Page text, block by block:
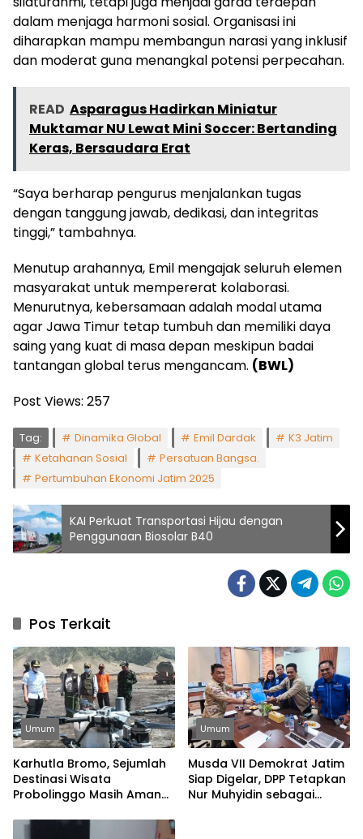
dalam menjaga harmoni sosial. Organisasi ini
diharapkan mampu membangun narasi yang inklusif
dan moderat guna menangkal potensi perpecahan.
READ Asparagus Hadirkan Miniatur
Muktamar NU Lewat Mini Soccer: Bertanding
Keras, Bersaudara Erat
“Saya berharap pengurus menjalankan tugas
dengan tanggung jawab, dedikasi, dan integritas
tinggi,” tambahnya.
Menutup arahannya, Emil mengajak seluruh elemen
masyarakat untuk mempererat kolaborasi.
Menurutnya, kebersamaan adalah modal utama
agar Jawa Timur tetap tumbuh dan memiliki daya
saing yang kuat di masa depan meskipun badai
tantangan global terus mengancam. (BWL)
Post Views: 257
Tag: Dinamika Global Emil Dardak
K3 Jatim
Ketahanan Sosial
Persatuan Bangsa.
Pertumbuhan Ekonomi Jatim 2025
KAI Perkuat Transportasi Hijau dengan
Penggunaan Biosolar B40
Pos Terkait
Umum
Karhutla Bromo, Sejumlah
Destinasi Wisata
Probolinggo Masih Aman
Umum
Musda VII Demokrat Jatim
Siap Digelar, DPP Tetapkan
Nur Muhyidin sebagai